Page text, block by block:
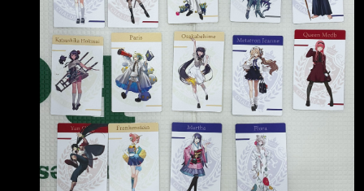
: https://youtube.com/live/gBLELpPqs7k X :
https://x.com/fgoproject Abema :
https://abema.tv/channels